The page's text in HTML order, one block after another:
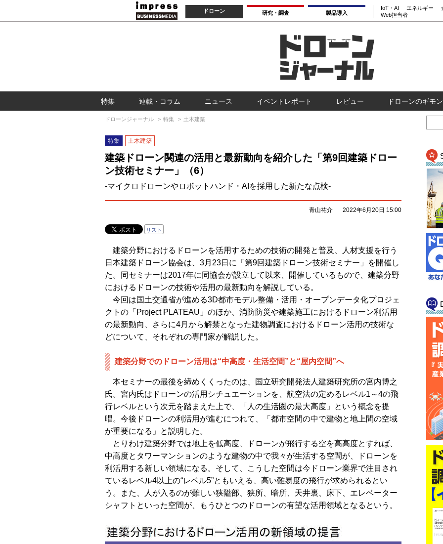
ドローン 研究・調査 製品導入
IoT・AI エネルギー
Web担当者
特集 連載・コラム ニュース イベントレポート レビュー ドローンのギモ
ドローンジャーナル 特集 土木建築
特集 土木建築
建築ドローン関連の活用と最新動向を紹介した「第9回建築ドロー
ン技術セミナー」（6）
-マイクロドローンやロボットハンド・AIを採用した新たな点検-
青山祐介 2022年6月20日 15:00
リスト
建築分野におけるドローンを活用するための技術の開発と普及、人材支援を行う
日本建築ドローン協会は、3月23日に「第9回建築ドローン技術セミナー」を開催し
た。同セミナーは2017年に同協会が設立して以来、開催しているもので、建築分野
におけるドローンの技術や活用の最新動向を解説している。
今回は国土交通省が進める3D都市モデル整備・活用・オープンデータ化プロジェ
クトの「Project PLATEAU」のほか、消防防災や建築施工におけるドローン利活用
の最新動向、さらに4月から解禁となった建物調査におけるドローン活用の技術な
どについて、それぞれの専門家が解説した。
建築分野でのドローン活用は“中高度・生活空間”と“屋内空間”へ
本セミナーの最後を締めくくったのは、国立研究開発法人建築研究所の宮内博之
氏。宮内氏はドローンの活用シチュエーションを、航空法の定めるレベル1～4の飛
行レベルという次元を踏まえた上で、「人の生活圏の最大高度」という概念を提
唱。今後ドローンの利活用が進むにつれて、「都市空間の中で建物と地上間の空域
が重要になる」と説明した。
とりわけ建築分野では地上を低高度、ドローンが飛行する空を高高度とすれば、
中高度とタワーマンションのような建物の中で我々が生活する空間が、ドローンを
利活用する新しい領域になる。そして、こうした空間は今ドローン業界で注目され
ているレベル4以上の“レベル5”ともいえる、高い難易度の飛行が求められるとい
う。また、人が入るのが難しい狭隘部、狭所、暗所、天井裏、床下、エレベーター
シャフトといった空間が、もうひとつのドローンの有望な活用領域となるという。